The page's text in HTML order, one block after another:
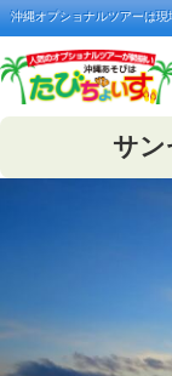
沖縄オプショナルツアーは現
サ